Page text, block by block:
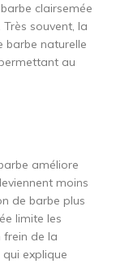
clairsemée
souvent, la
barbe naturelle
au
améliore
moins
de barbe plus
limite les
frein de la
qui explique